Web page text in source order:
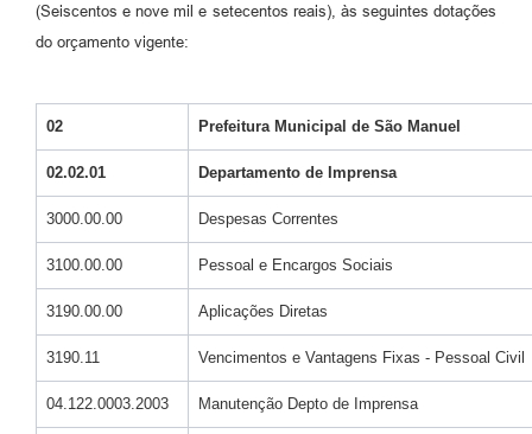
(Seiscentos e nove mil e setecentos reais), às seguintes dotações
do orçamento vigente:
02 Prefeitura Municipal de São Manuel
02.02.01 Departamento de Imprensa
3000.00.00 Despesas Correntes
3100.00.00 Pessoal e Encargos Sociais
3190.00.00 Aplicações Diretas
3190.11 Vencimentos e Vantagens Fixas - Pessoal Civil
04.122.0003.2003 Manutenção Depto de Imprensa